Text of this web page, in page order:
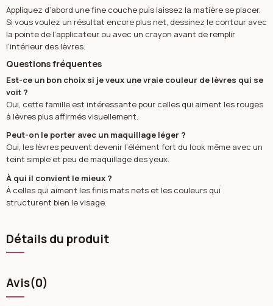
Appliquez d’abord une fine couche puis laissez la matière se placer.
Si vous voulez un résultat encore plus net, dessinez le contour avec
la pointe de l’applicateur ou avec un crayon avant de remplir
l’intérieur des lèvres.
Questions fréquentes
Est-ce un bon choix si je veux une vraie couleur de lèvres qui se
voit ?
Oui, cette famille est intéressante pour celles qui aiment les rouges
à lèvres plus affirmés visuellement.
Peut-on le porter avec un maquillage léger ?
Oui, les lèvres peuvent devenir l’élément fort du look même avec un
teint simple et peu de maquillage des yeux.
À qui il convient le mieux ?
À celles qui aiment les finis mats nets et les couleurs qui
structurent bien le visage.
Détails du produit
Avis(0)